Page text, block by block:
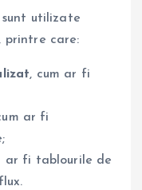
sunt utilizate
printre care:
, cum ar fi
ar fi
ar fi tablourile de